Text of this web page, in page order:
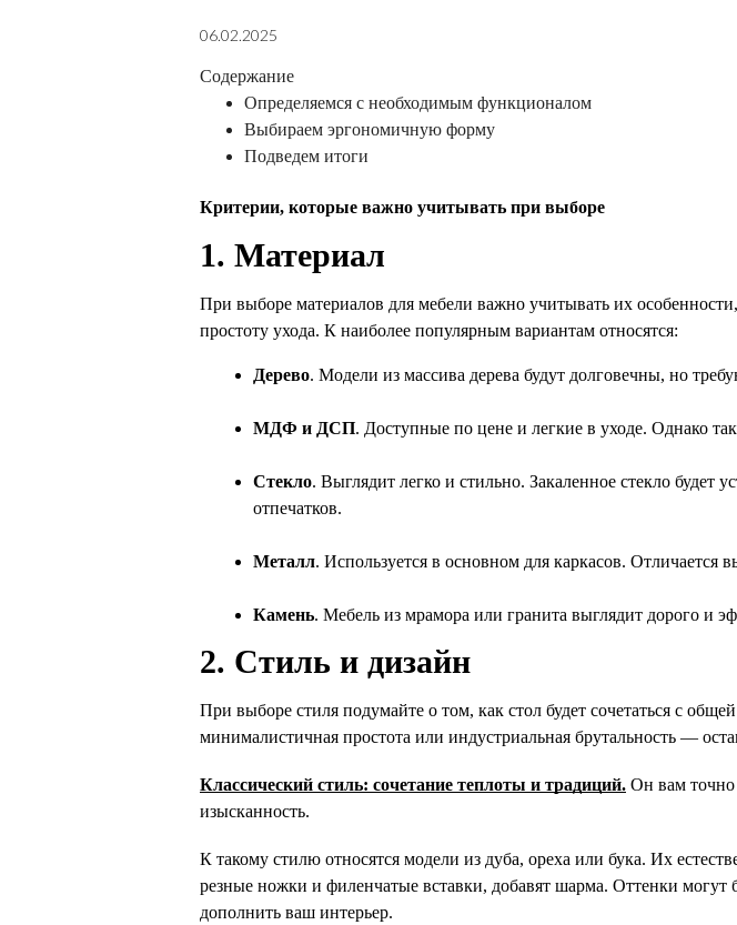
06.02.2025
Содержание
Определяемся с необходимым функционалом
Выбираем эргономичную форму
Подведем итоги
Критерии, которые важно учитывать при выборе
1. Материал
При выборе материалов для мебели важно учитывать их
простоту ухода. К наиболее популярным вариантам относятся:
Дерево. Модели из массива дерева будут долговечны, но
МДФ и ДСП. Доступные по цене и легкие в уходе. Однако
Стекло. Выглядит легко и стильно. Закаленное стекло будет
отпечатков.
Металл. Используется в основном для каркасов. Отличается
Камень. Мебель из мрамора или гранита выглядит дорого и
2. Стиль и дизайн
При выборе стиля подумайте о том, как стол будет сочетаться с
минималистичная простота или индустриальная брутальность —
Классический стиль: сочетание теплоты и традиций. Он вам
изысканность.
К такому стилю относятся модели из дуба, ореха или бука. Их
резные ножки и филенчатые вставки, добавят шарма. Оттенки могут
дополнить ваш интерьер.